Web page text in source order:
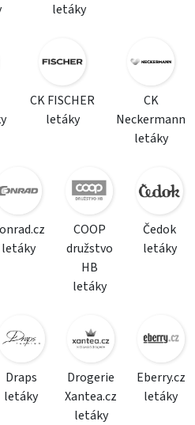
letáky
CK FISCHER
letáky
CK
Neckermann
letáky
letáky
COOP
družstvo
HB
letáky
Čedok
letáky
Draps
letáky
Drogerie
Xantea.cz
letáky
Eberry.cz
letáky